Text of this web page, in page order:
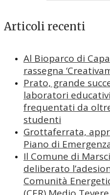
Articoli recenti
Al Bioparco di
rassegna
Prato, grande
laboratori
frequentati da
studenti
Grottaferrata,
Piano di
Il Comune di
deliberato
Comunità